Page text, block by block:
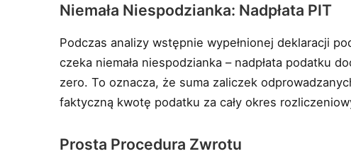
Niemała Niespodzianka: Nadpłata PIT
Podczas analizy wstępnie wypełnionej deklaracji
czeka niemała niespodzianka – nadpłata podatku
zero. To oznacza, że suma zaliczek
faktyczną kwotę podatku za cały okres
Prosta Procedura Zwrotu